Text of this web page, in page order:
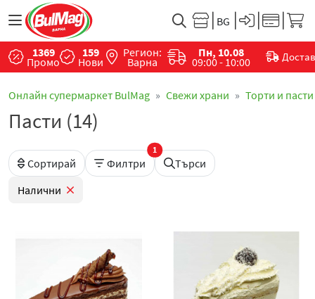
1369
Промо
159
Нови
Регион:
Варна
Пн, 10.08
09:00 - 10:00
Онлайн супермаркет BulMag Свежи храни Торти и пасти
Пасти (14)
Сортирай Филтри
1
Търси
Налични